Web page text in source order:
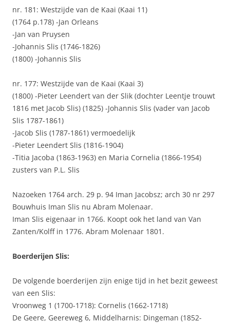
nr. 181: Westzijde van de Kaai (Kaai 11)
(1764 p.178) -Jan Orleans
-Jan van Pruysen
-Johannis Slis (1746-1826)
(1800) -Johannis Slis
nr. 177: Westzijde van de Kaai (Kaai 3)
(1800) -Pieter Leendert van der Slik (dochter Leentje trouwt
1816 met Jacob Slis) (1825) -Johannis Slis (vader van Jacob
Slis 1787-1861)
-Jacob Slis (1787-1861) vermoedelijk
-Pieter Leendert Slis (1816-1904)
-Titia Jacoba (1863-1963) en Maria Cornelia (1866-1954)
zusters van P.L. Slis
Nazoeken 1764 arch. 29 p. 94 Iman Jacobsz; arch 30 nr 297
Bouwhuis Iman Slis nu Abram Molenaar.
Iman Slis eigenaar in 1766. Koopt ook het land van Van
Zanten/Kolff in 1776. Abram Molenaar 1801.
Boerderijen Slis:
De volgende boerderijen zijn enige tijd in het bezit geweest
van een Slis:
Vroonweg 1 (1700-1718): Cornelis (1662-1718)
De Geere, Geereweg 6, Middelharnis: Dingeman (1852-